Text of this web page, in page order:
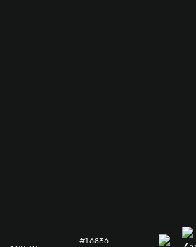
#16836